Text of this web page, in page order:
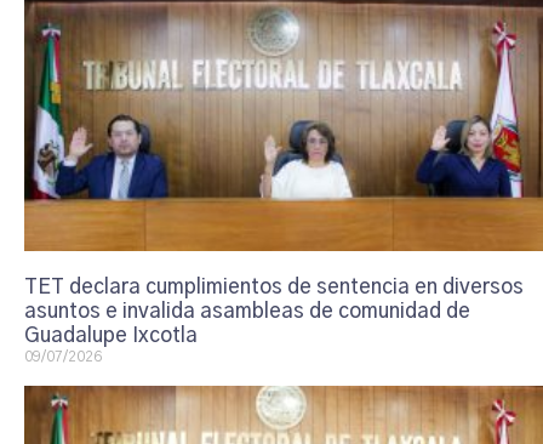
TET declara cumplimientos de sentencia en diversos
asuntos e invalida asambleas de comunidad de
Guadalupe Ixcotla
09/07/2026